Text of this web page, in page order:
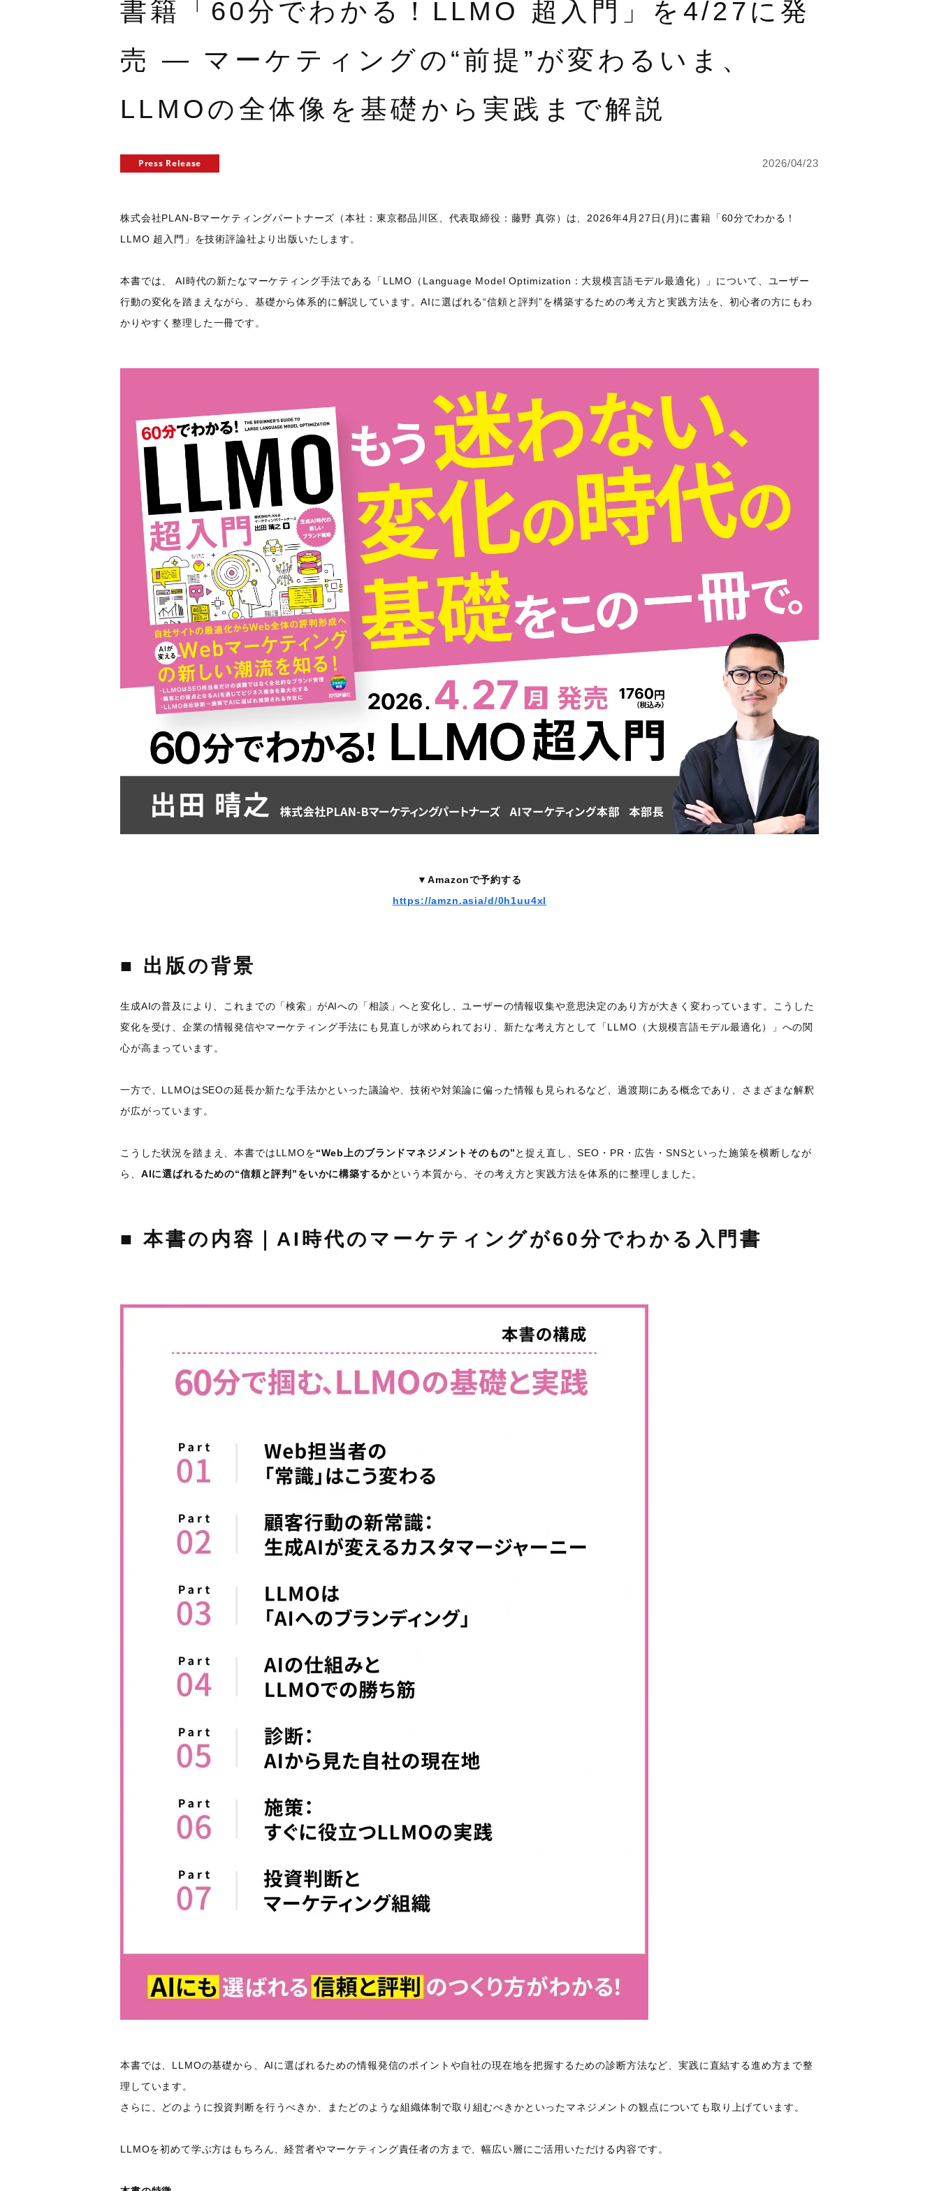
書籍「60分でわかる！LLMO 超入門」を4/27に発
売 ― マーケティングの“前提”が変わるいま、
LLMOの全体像を基礎から実践まで解説
2026/04/23
Press Release
株式会社PLAN-Bマーケティングパートナーズ（本社：東京都品川区、代表取締役：藤野 真弥）は、2026年4月27日(月)に書籍「60分でわかる！
LLMO 超入門」を技術評論社より出版いたします。
本書では、 AI時代の新たなマーケティング手法である「LLMO（Language Model Optimization：大規模言語モデル最適化）」について、ユーザー
行動の変化を踏まえながら、基礎から体系的に解説しています。AIに選ばれる“信頼と評判”を構築するための考え方と実践方法を、初心者の方にもわ
かりやすく整理した一冊です。
▼Amazonで予約する
https://amzn.asia/d/0h1uu4xl
■ 出版の背景
生成AIの普及により、これまでの「検索」がAIへの「相談」へと変化し、ユーザーの情報収集や意思決定のあり方が大きく変わっています。こうした
変化を受け、企業の情報発信やマーケティング手法にも見直しが求められており、新たな考え方として「LLMO（大規模言語モデル最適化）」への関
心が高まっています。
一方で、LLMOはSEOの延長か新たな手法かといった議論や、技術や対策論に偏った情報も見られるなど、過渡期にある概念であり、さまざまな解釈
が広がっています。
こうした状況を踏まえ、本書ではLLMOを“Web上のブランドマネジメントそのもの”と捉え直し、SEO・PR・広告・SNSといった施策を横断しなが
ら、 AIに選ばれるための“信頼と評判”をいかに構築するかという本質から、その考え方と実践方法を体系的に整理しました。
■ 本書の内容｜AI時代のマーケティングが60分でわかる入門書
本書では、LLMOの基礎から、AIに選ばれるための情報発信のポイントや自社の現在地を把握するための診断方法など、実践に直結する進め方まで整
理しています。
さらに、どのように投資判断を行うべきか、またどのような組織体制で取り組むべきかといったマネジメントの観点についても取り上げています。
LLMOを初めて学ぶ方はもちろん、経営者やマーケティング責任者の方まで、幅広い層にご活用いただける内容です。